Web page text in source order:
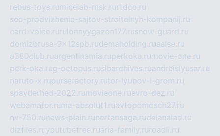
rebus-toys.ru minelab-msk.ru rtdco.ru
seo-prodvizhenie-sajtov-stroitelnyh-kompanij.ru
card-voice.ru rulonnyygazon177.rusnow-guard.ru
domizbrusa-9x12spb.rudemaholding.ruaalse.ru
a380club.ruargentinamia.ruperkoka.ru movie-one.ru
perk-oka.rug-octopus.rusibarchives.ruandreislyusar.ru
naruto-x.rupursefactory.rutor-lyubov-i-grom.ru
spayderhed-2022.ru movieone.ruevro-dez.ru
webamator.ru ma-absolut1.ruavtopomosch27.ru
nv-750.ru news-plain.ru nertansaga.rudelanalad.ru
dizfiles.ruyoutubefree.ruaria-family.ru roadli.ru